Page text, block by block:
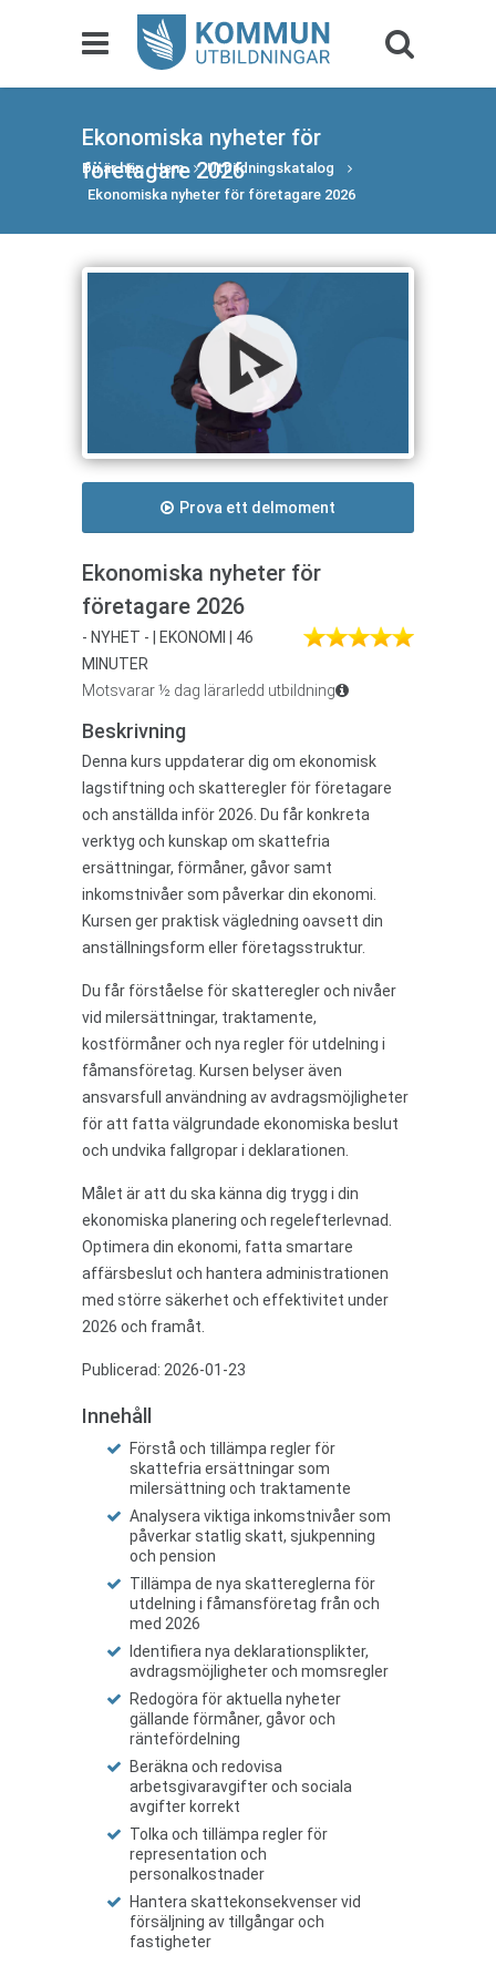
Ekonomiska nyheter för
företagare 2026
Du är här: Hem
Utbildningskatalog
Ekonomiska nyheter för företagare 2026
Prova ett delmoment
Ekonomiska nyheter för
företagare 2026
- NYHET - | EKONOMI | 46
MINUTER
Motsvarar ½ dag lärarledd utbildning
Beskrivning
Denna kurs uppdaterar dig om ekonomisk
lagstiftning och skatteregler för företagare
och anställda inför 2026. Du får konkreta
verktyg och kunskap om skattefria
ersättningar, förmåner, gåvor samt
inkomstnivåer som påverkar din ekonomi.
Kursen ger praktisk vägledning oavsett din
anställningsform eller företagsstruktur.
Du får förståelse för skatteregler och nivåer
vid milersättningar, traktamente,
kostförmåner och nya regler för utdelning i
fåmansföretag. Kursen belyser även
ansvarsfull användning av avdragsmöjligheter
för att fatta välgrundade ekonomiska beslut
och undvika fallgropar i deklarationen.
Målet är att du ska känna dig trygg i din
ekonomiska planering och regelefterlevnad.
Optimera din ekonomi, fatta smartare
affärsbeslut och hantera administrationen
med större säkerhet och effektivitet under
2026 och framåt.
Publicerad: 2026-01-23
Innehåll
Förstå och tillämpa regler för
skattefria ersättningar som
milersättning och traktamente
Analysera viktiga inkomstnivåer som
påverkar statlig skatt, sjukpenning
och pension
Tillämpa de nya skattereglerna för
utdelning i fåmansföretag från och
med 2026
Identifiera nya deklarationsplikter,
avdragsmöjligheter och momsregler
Redogöra för aktuella nyheter
gällande förmåner, gåvor och
räntefördelning
Beräkna och redovisa
arbetsgivaravgifter och sociala
avgifter korrekt
Tolka och tillämpa regler för
representation och
personalkostnader
Hantera skattekonsekvenser vid
försäljning av tillgångar och
fastigheter